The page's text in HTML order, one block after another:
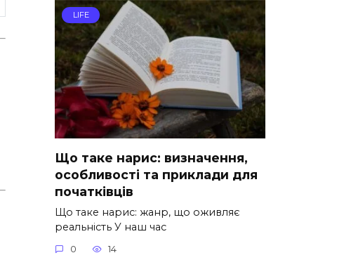
LIFE
Що таке нарис: визначення,
особливості та приклади для
початківців
Що таке нарис: жанр, що оживляє
реальність У наш час
0 14